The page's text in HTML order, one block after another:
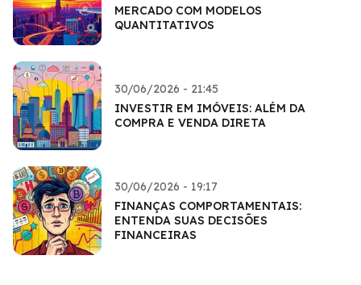
MERCADO COM MODELOS
QUANTITATIVOS
30/06/2026 - 21:45
INVESTIR EM IMÓVEIS: ALÉM DA
COMPRA E VENDA DIRETA
30/06/2026 - 19:17
FINANÇAS COMPORTAMENTAIS:
ENTENDA SUAS DECISÕES
FINANCEIRAS